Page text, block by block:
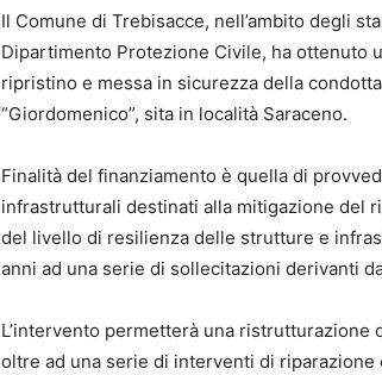
Il Comune di Trebisacce, nell’ambito degli
Dipartimento Protezione Civile, ha ottenuto
ripristino e messa in sicurezza della
“Giordomenico”, sita in località Saraceno.
Finalità del finanziamento è quella di
infrastrutturali destinati alla mitigazione del
del livello di resilienza delle strutture e
anni ad una serie di sollecitazioni derivanti
L’intervento permetterà una
oltre ad una serie di interventi di